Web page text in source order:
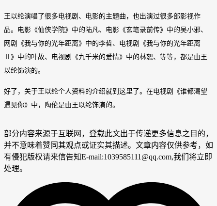
王以纶演唱了很多电视剧、电影的主题曲，也出演过很多部影视作
品。电影《仙侠学院》中的陆凡、电影《玄笔录前传》中的吴小邪、
网剧《我与你的光年距离》中的李哲、电视剧《我与你的光年距离
Ⅱ》中的叶故、电视剧《九千米的爱情》中的林恕、等等，都是由王
以纶饰演的。
好了，关于王以纶个人资料的介绍就到这里了。在电视剧《谁都渴望
遇见你》中，陶伦是由王以纶饰演的。
部分内容来源于互联网，登载此文出于传递更多信息之目的，
并不意味着赞同其观点或证实其描述。文章内容仅供参考，如
有侵犯版权请来信告知E-mail:1039585111@qq.com,我们将立即
处理。